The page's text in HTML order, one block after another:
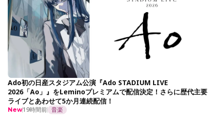
Ado初の日産スタジアム公演『Ado STADIUM LIVE
2026「Ao」』をLeminoプレミアムで配信決定！さらに歴代主要
ライブとあわせて5か月連続配信！
New19時間前 音楽